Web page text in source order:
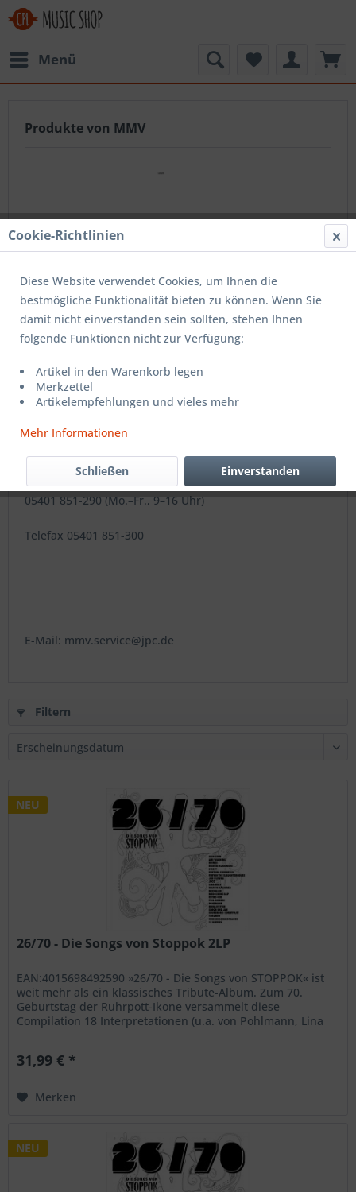
Menü
Produkte von MMV
Sicherheits- und Herstellerinformationen
Musik- und Medienvertrieb ist ein Geschäftsbereich der
jpc-Schallplatten-Versandhandelsgesellschaft mbH
49124 Georgsmarienhütte
05401 851-290 (Mo.–Fr., 9–16 Uhr)
Telefax 05401 851-300
E-Mail: mmv.service@jpc.de
Filtern
NEU
26/70 - Die Songs von Stoppok 2LP
EAN:4015698492590 »26/70 - Die Songs von STOPPOK« ist
weit mehr als ein klassisches Tribute-Album. Zum 70.
Geburtstag der Ruhrpott-Ikone versammelt diese
Compilation 18 Interpretationen (u.a. von Pohlmann, Lina
31,99 € *
Merken
NEU
Cookie-Richtlinien
Diese Website verwendet Cookies, um Ihnen die
bestmögliche Funktionalität bieten zu können. Wenn Sie
damit nicht einverstanden sein sollten, stehen Ihnen
folgende Funktionen nicht zur Verfügung:
Artikel in den Warenkorb legen
Merkzettel
Artikelempfehlungen und vieles mehr
Mehr Informationen
Einverstanden
Schließen